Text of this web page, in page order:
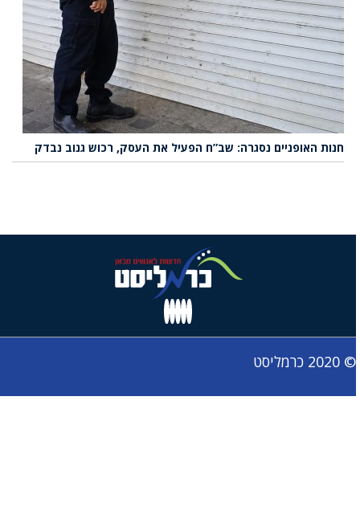
חנות האופניים נסגרה: שב”ח הפעיל את העסק, רכוש גנוב נבדק
© 2020 כרמליסט